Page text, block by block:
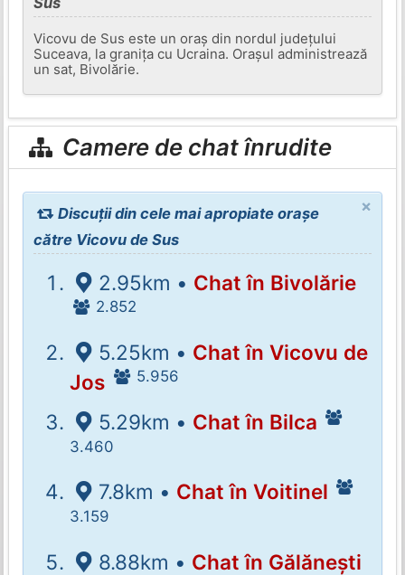
Vicovu de Sus este un oraș din nordul județului
Suceava, la granița cu Ucraina. Orașul administrează
un sat, Bivolărie.
Camere de chat înrudite
×
Discuții din cele mai apropiate orașe
către Vicovu de Sus
2.95km • Chat în Bivolărie
2.852
5.25km • Chat în Vicovu de
Jos
5.956
5.29km • Chat în Bilca
3.460
7.8km • Chat în Voitinel
3.159
8.88km • Chat în Gălănești